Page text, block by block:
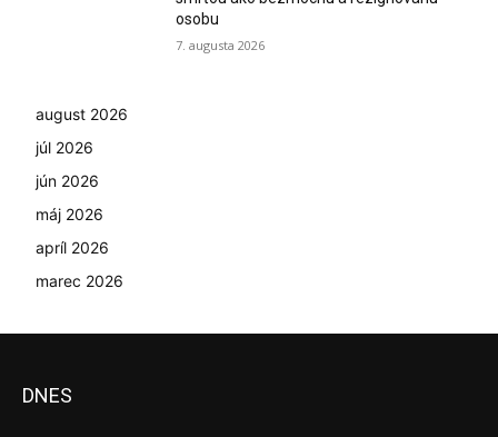
osobu
7. augusta 2026
august 2026
júl 2026
jún 2026
máj 2026
apríl 2026
marec 2026
DNES